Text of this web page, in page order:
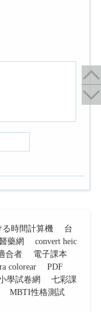
時間計算機
台
藥網
convert heic
合者
電子課本
colorear
PDF
學試卷網
七彩課
MBTI性格測試